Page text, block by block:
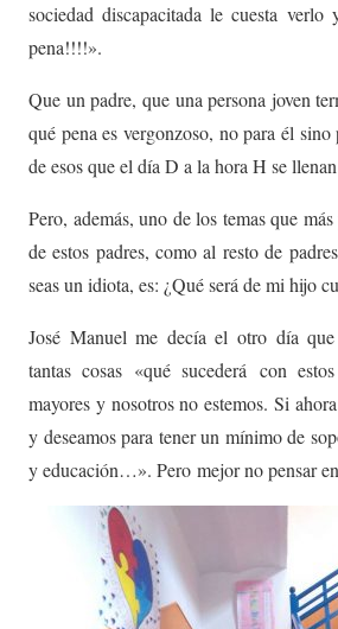
sociedad discapacitada le cuesta
pena!!!!».
Que un padre, que una persona joven
qué pena es vergonzoso, no para él
de esos que el día D a la hora H se
Pero, además, uno de los temas que
de estos padres, como al resto de
seas un idiota, es: ¿Qué será de mi hijo
José Manuel me decía el otro día
tantas cosas «qué sucederá con
mayores y nosotros no estemos. Si
y deseamos para tener un mínimo de
y educación…». Pero mejor no pensar en